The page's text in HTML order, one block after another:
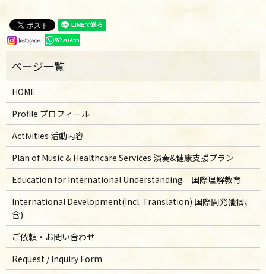
HOME
Profile プロフィール
Activities 活動内容
Plan of Music & Healthcare Services 演奏&健康支援プラン
Education for International Understanding 国際理解教育
International Development(Incl. Translation) 国際開発(翻訳
含)
ご依頼・お問い合わせ
Request / Inquiry Form